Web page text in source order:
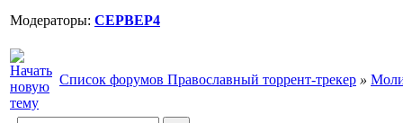
Модераторы: CEPBEP4
Список форумов Православный торрент-трекер »